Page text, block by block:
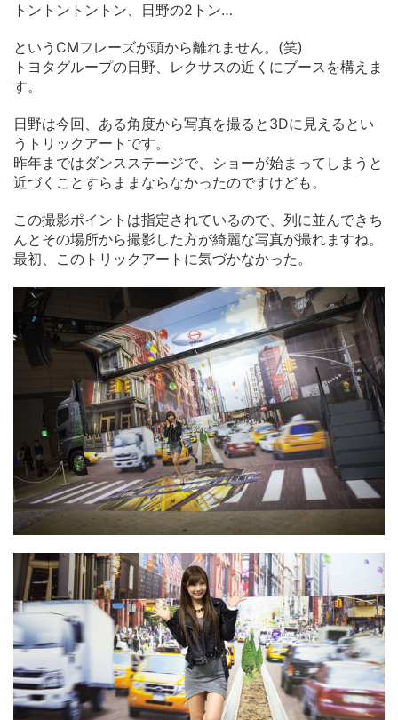
トントントントン、日野の2トン…
というCMフレーズが頭から離れません。(笑)
トヨタグループの日野、レクサスの近くにブースを構えま
す。
日野は今回、ある角度から写真を撮ると3Dに見えるとい
うトリックアートです。
昨年まではダンスステージで、ショーが始まってしまうと
近づくことすらままならなかったのですけども。
この撮影ポイントは指定されているので、列に並んできち
んとその場所から撮影した方が綺麗な写真が撮れますね。
最初、このトリックアートに気づかなかった。